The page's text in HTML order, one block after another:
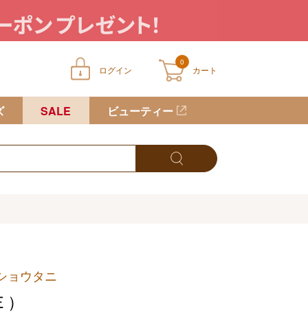
ログイン
0
カート
に商品が入っていません
SALE ビューティー
ウタニ